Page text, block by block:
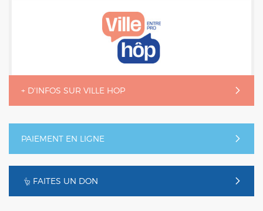
+ D'INFOS SUR VILLE HOP
PAIEMENT EN LIGNE
FAITES UN DON